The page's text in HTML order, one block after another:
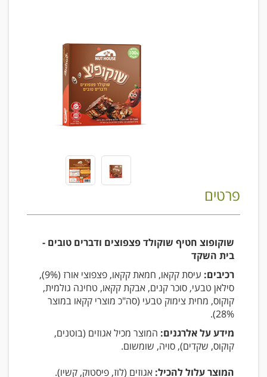
פרטים
שוקופוצ חטיף שוקולד פצפוצים ודברים טובים -
בית השקד
רכיבים:
עיסת קקאו, חמאת קקאו, פצפוצי אורז (9%),
סילאן טבעי, סוכר קנים, אבקת קקאו, טחינה גולמית,
קוקוס, מחית צימוק טבעי (סה"כ מוצרי קקאו במוצר
28%).
מידע על אלרגנים: המוצר מכיל אגוזים (בוטנים,
קוקוס, שקדים), סויה, שומשום.
המוצר עלול להכיל: אגוזים (לוז, פיסטוק, קשיו).